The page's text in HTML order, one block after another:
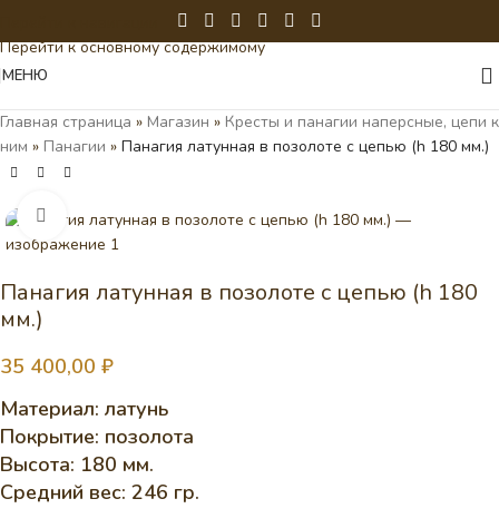
Перейти к основному содержимому
МЕНЮ
Главная страница » Магазин » Кресты и панагии наперсные, цепи к
ним » Панагии » Панагия латунная в позолоте с цепью (h 180 мм.)
Нажмите, чтобы увеличить
Панагия латунная в позолоте с цепью (h 180
мм.)
35 400,00 ₽
Материал: латунь
Покрытие: позолота
Высота: 180 мм.
Средний вес: 246 гр.